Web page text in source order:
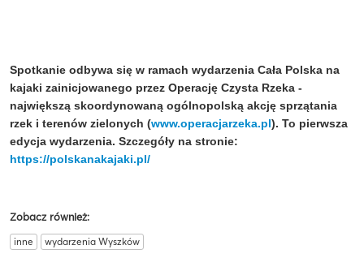
Spotkanie odbywa się w ramach wydarzenia Cała Polska na
kajaki zainicjowanego przez Operację Czysta Rzeka -
największą skoordynowaną ogólnopolską akcję sprzątania
rzek i terenów zielonych (www.operacjarzeka.pl). To pierwsza
edycja wydarzenia. Szczegóły na stronie:
https://polskanakajaki.pl/
Zobacz również:
inne wydarzenia Wyszków